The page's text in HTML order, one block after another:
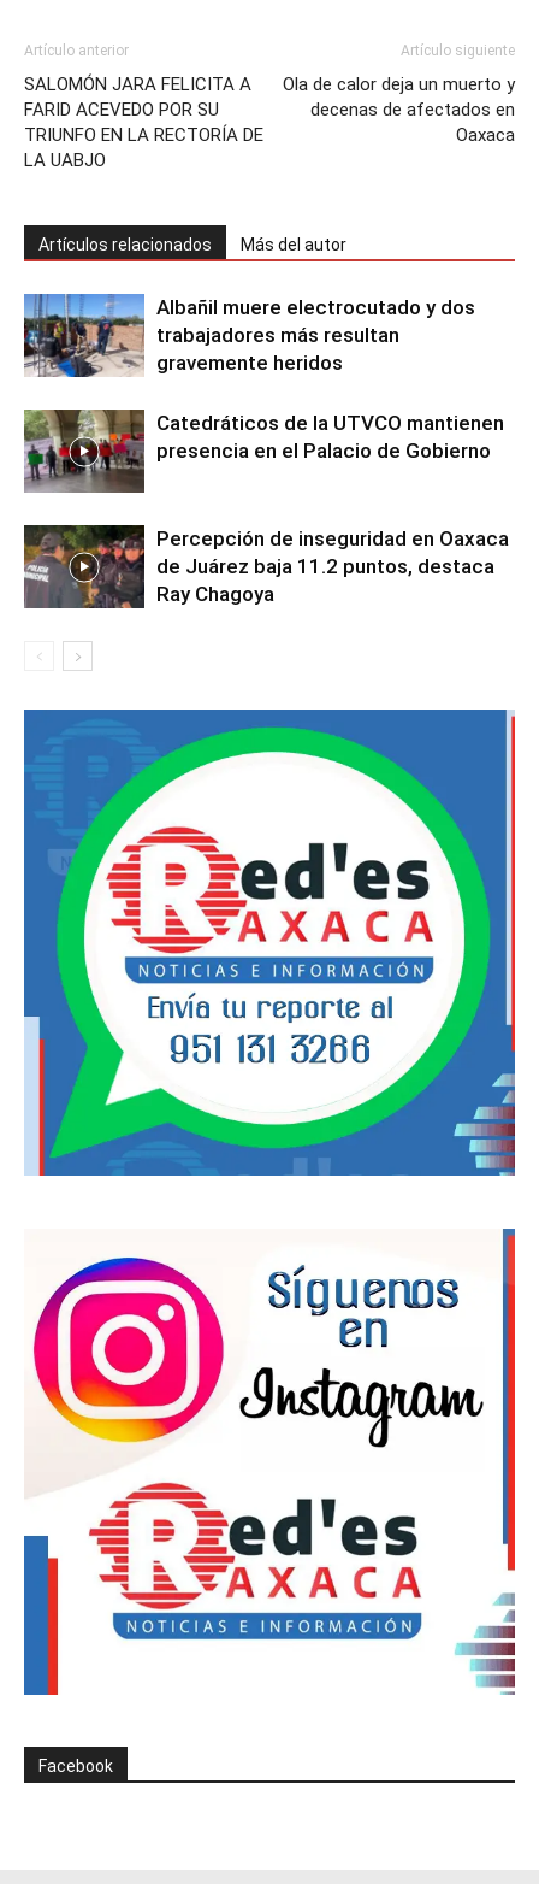
Artículo anterior
SALOMÓN JARA FELICITA A
FARID ACEVEDO POR SU
TRIUNFO EN LA RECTORÍA DE
LA UABJO
Artículo siguiente
Ola de calor deja un muerto y
decenas de afectados en
Oaxaca
Artículos relacionados Más del autor
Albañil muere electrocutado y dos
trabajadores más resultan
gravemente heridos
Catedráticos de la UTVCO mantienen
presencia en el Palacio de Gobierno
Percepción de inseguridad en Oaxaca
de Juárez baja 11.2 puntos, destaca
Ray Chagoya
Facebook